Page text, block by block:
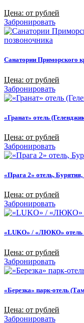
Цена: от рублей
Забронировать
Санатории Приморского
Цена: от рублей
Забронировать
«Гранат» отель
Цена: от рублей
Забронировать
«Прага 2» отель,
Цена: от рублей
Забронировать
«LUKO» / «ЛЮКО» отель
Цена: от рублей
Забронировать
«Березка» парк-отель
Цена: от рублей
Забронировать